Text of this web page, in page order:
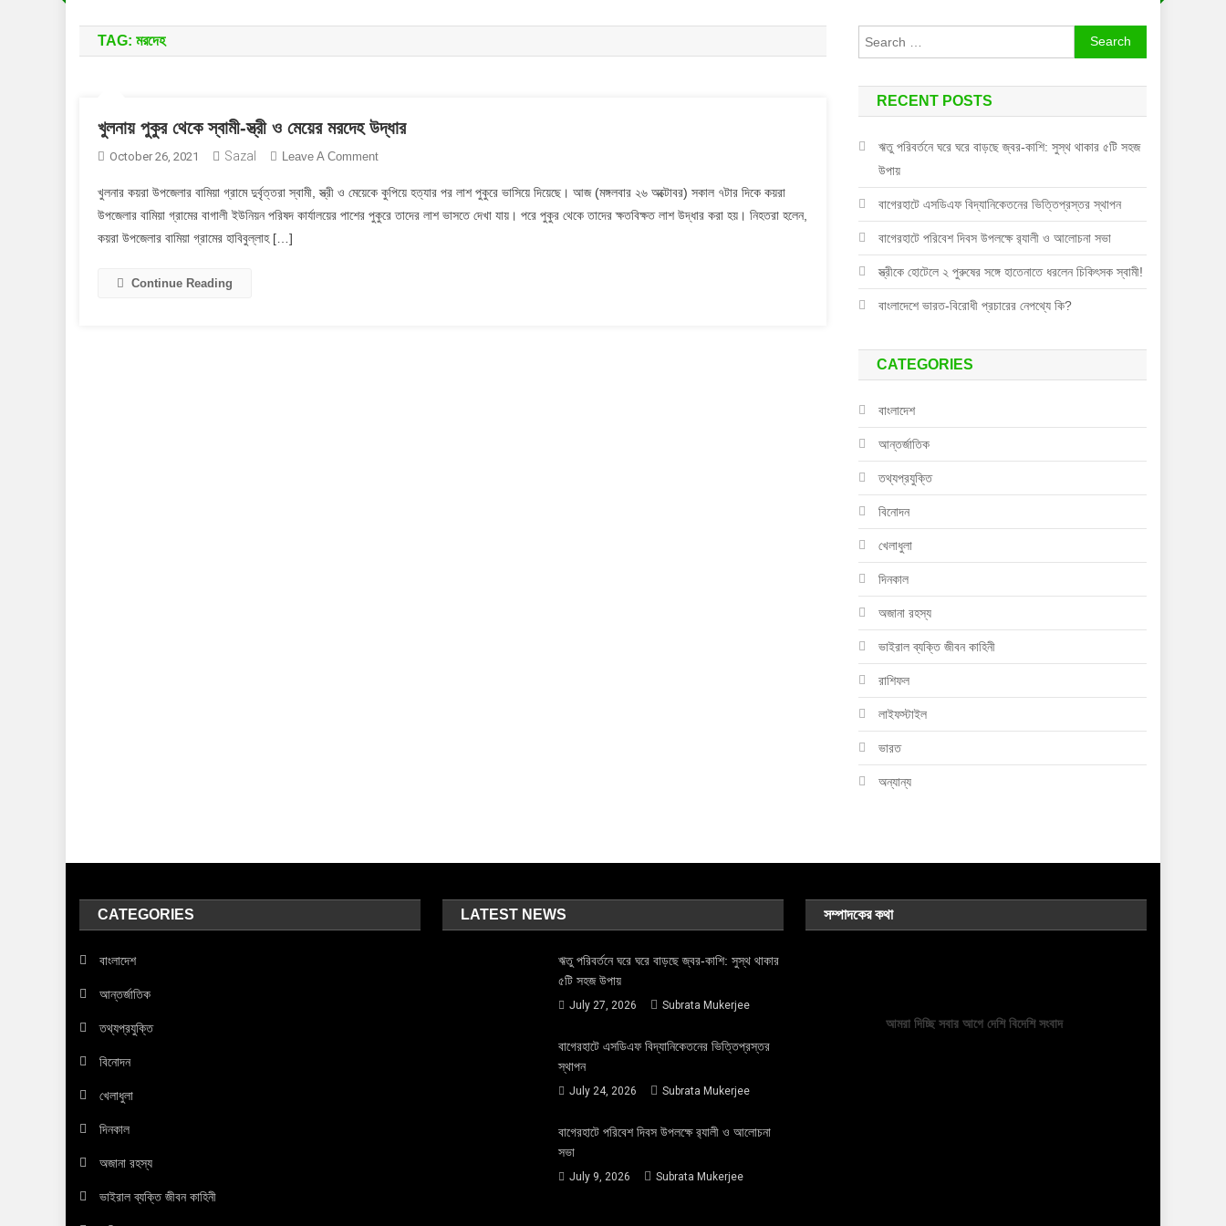
TAG: মরদেহ
খুলনায় পুকুর থেকে স্বামী-স্ত্রী ও মেয়ের মরদেহ উদ্ধার
October 26, 2021 Sazal Leave A CommentOn
পুকুর
থেকে
খুলনার কয়রা উপজেলার বামিয়া গ্রামে দুর্বৃত্তরা স্বামী, স্ত্রী ও মেয়েকে কুপিয়ে হত্যার পর লাশ পুকুরে ভাসিয়ে দিয়েছে। আজ (মঙ্গলবার ২৬ অক্টোবর) সকাল ৭টার দিকে কয়রা
উপজেলার বামিয়া গ্রামের বাগালী ইউনিয়ন পরিষদ কার্যালয়ের পাশের পুকুরে তাদের লাশ ভাসতে দেখা যায়। পরে পুকুর থেকে তাদের ক্ষতবিক্ষত লাশ উদ্ধার করা হয়। নিহতরা হলেন,
কয়রা উপজেলার বামিয়া গ্রামের হাবিবুল্লাহ […]
Continue Reading
Search
for:
RECENT POSTS
ঋতু পরিবর্তনে ঘরে ঘরে বাড়ছে জ্বর-কাশি: সুস্থ থাকার ৫টি সহজ
উপায়
বাগেরহাটে এসডিএফ বিদ্যানিকেতনের ভিত্তিপ্রস্তর স্থাপন
বাগেরহাটে পরিবেশ দিবস উপলক্ষে র‌্যালী ও আলোচনা সভা
স্ত্রীকে হোটেলে ২ পুরুষের সঙ্গে হাতেনাতে ধরলেন চিকিৎসক স্বামী!
বাংলাদেশে ভারত-বিরোধী প্রচারের নেপথ্যে কি?
CATEGORIES
বাংলাদেশ
আন্তর্জাতিক
তথ্যপ্রযুক্তি
বিনোদন
খেলাধুলা
দিনকাল
অজানা রহস্য
ভাইরাল ব্যক্তি জীবন কাহিনী
রাশিফল
লাইফস্টাইল
ভারত
অন্যান্য
CATEGORIES
বাংলাদেশ
আন্তর্জাতিক
তথ্যপ্রযুক্তি
বিনোদন
খেলাধুলা
দিনকাল
অজানা রহস্য
ভাইরাল ব্যক্তি জীবন কাহিনী
LATEST NEWS
ঋতু পরিবর্তনে ঘরে ঘরে বাড়ছে জ্বর-কাশি: সুস্থ থাকার
৫টি সহজ উপায়
July 27, 2026 Subrata Mukerjee
বাগেরহাটে এসডিএফ বিদ্যানিকেতনের ভিত্তিপ্রস্তর
স্থাপন
July 24, 2026 Subrata Mukerjee
বাগেরহাটে পরিবেশ দিবস উপলক্ষে র‌্যালী ও আলোচনা
সভা
July 9, 2026 Subrata Mukerjee
সম্পাদকের কথা
আমরা দিচ্ছি সবার আগে দেশি বিদেশি সংবাদ